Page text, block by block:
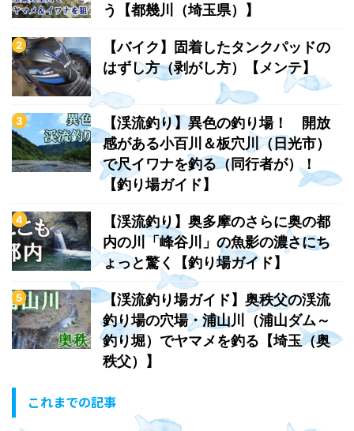
う【都幾川（埼玉県）】
【バイク】固着したタンクパッドの
はずし方（剥がし方）【メンテ】
【渓流釣り】異色の釣り場！ 開放
感がある小百川＆板穴川（日光市）
で尺イワナを釣る（同行者が）！
【釣り場ガイド】
【渓流釣り】奥多摩のさらに奥の都
内の川「峰谷川」の魚影の濃さにち
ょっと驚く【釣り場ガイド】
【渓流釣り場ガイド】奥秩父の渓流
釣り場の穴場・浦山川（浦山ダム～
釣り堀）でヤマメを釣る【埼玉（奥
秩父）】
これまでの記事